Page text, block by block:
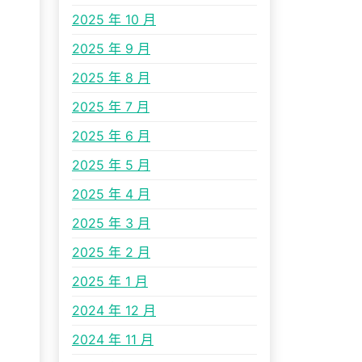
2025 年 10 月
2025 年 9 月
2025 年 8 月
2025 年 7 月
2025 年 6 月
2025 年 5 月
2025 年 4 月
2025 年 3 月
2025 年 2 月
2025 年 1 月
2024 年 12 月
2024 年 11 月